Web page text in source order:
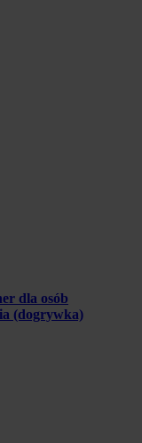
dla osób
(dogrywka)